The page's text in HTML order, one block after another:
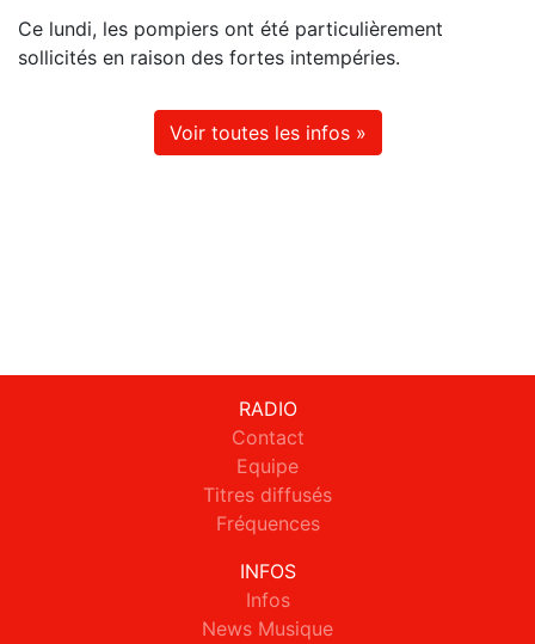
Ce lundi, les pompiers ont été particulièrement
sollicités en raison des fortes intempéries.
Voir toutes les infos »
RADIO
Contact
Equipe
Titres diffusés
Fréquences
INFOS
Infos
News Musique